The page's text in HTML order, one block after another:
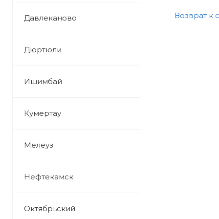
Давлеканово
Дюртюли
Ишимбай
Кумертау
Мелеуз
Нефтекамск
Октябрьский
Возврат к